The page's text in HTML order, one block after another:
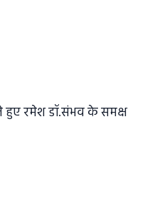
हुए रमेश डॉ.संभव के समक्ष